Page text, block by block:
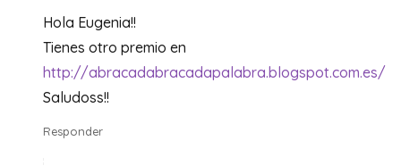
Hola Eugenia!!
Tienes otro premio en
http://abracadabracadapalabra.blogspot.com.es/
Saludoss!!
Responder